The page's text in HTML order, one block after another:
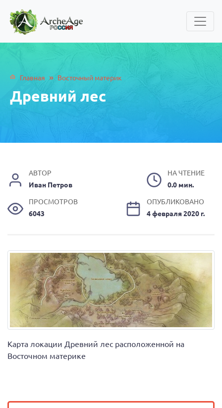
Главная » Восточный материк
Древний лес
АВТОР
Иван Петров
НА ЧТЕНИЕ
0.0 мин.
ПРОСМОТРОВ
6043
ОПУБЛИКОВАНО
4 февраля 2020 г.
Карта локации Древний лес расположенной на
Восточном материке